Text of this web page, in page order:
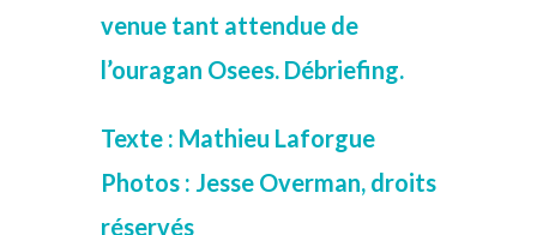
venue tant attendue de
l’ouragan Osees. Débriefing.
Texte : Mathieu Laforgue
Photos : Jesse Overman, droits
réservés